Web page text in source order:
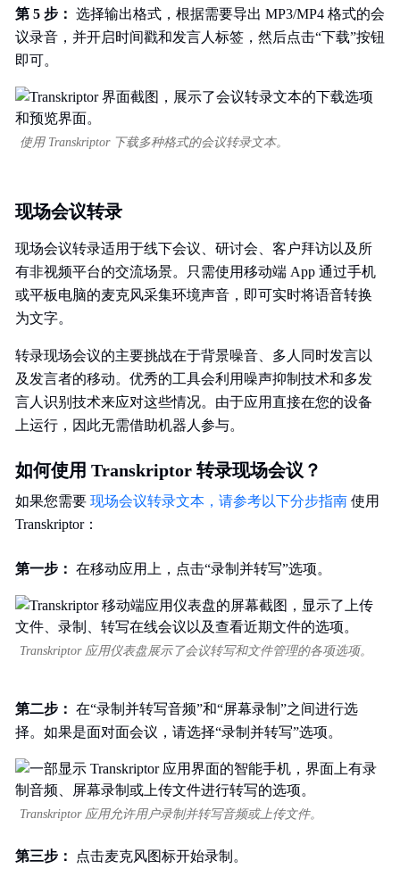
第 5 步： 选择输出格式，根据需要导出 MP3/MP4 格式的会
议录音，并开启时间戳和发言人标签，然后点击“下载”按钮
即可。
使用 Transkriptor 下载多种格式的会议转录文本。
现场会议转录
现场会议转录适用于线下会议、研讨会、客户拜访以及所
有非视频平台的交流场景。只需使用移动端 App 通过手机
或平板电脑的麦克风采集环境声音，即可实时将语音转换
为文字。
转录现场会议的主要挑战在于背景噪音、多人同时发言以
及发言者的移动。优秀的工具会利用噪声抑制技术和多发
言人识别技术来应对这些情况。由于应用直接在您的设备
上运行，因此无需借助机器人参与。
如何使用 Transkriptor 转录现场会议？
如果您需要 现场会议转录文本，请参考以下分步指南 使用
Transkriptor：
第一步： 在移动应用上，点击“录制并转写”选项。
Transkriptor 应用仪表盘展示了会议转写和文件管理的各项选项。
第二步： 在“录制并转写音频”和“屏幕录制”之间进行选
择。如果是面对面会议，请选择“录制并转写”选项。
Transkriptor 应用允许用户录制并转写音频或上传文件。
第三步： 点击麦克风图标开始录制。